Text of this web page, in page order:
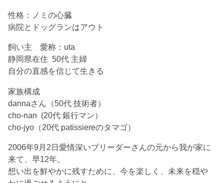
性格：ノミの心臓
病院とドッグランはアウト
飼い主 愛称：uta
静岡県在住 50代 主婦
自分の直感を信じて生きる
家族構成
dannaさん（50代 技術者）
cho-nan (20代 銀行マン）
cho-jyo（20代 patissiereのタマゴ）
2006年9月2日愛情深いブリーダーさんの元から我が家に
来て、早12年。
想い出を鮮やかに残すために、今を楽しく、未来を穏や